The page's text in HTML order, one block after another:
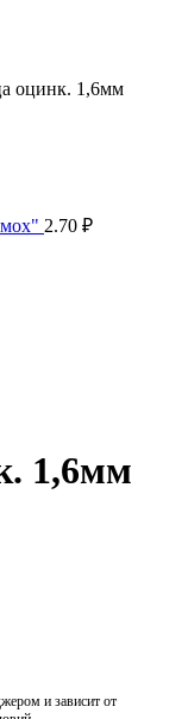
оцинк. 1,6мм
2.70 ₽
1,6мм
и зависит от